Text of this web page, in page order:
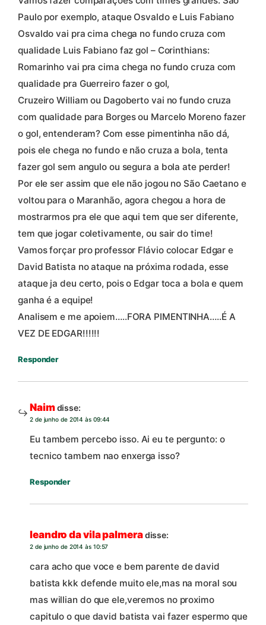
Paulo por exemplo, ataque Osvaldo e Luis Fabiano
Osvaldo vai pra cima chega no fundo cruza com
qualidade Luis Fabiano faz gol – Corinthians:
Romarinho vai pra cima chega no fundo cruza com
qualidade pra Guerreiro fazer o gol,
Cruzeiro William ou Dagoberto vai no fundo cruza
com qualidade para Borges ou Marcelo Moreno fazer
o gol, entenderam? Com esse pimentinha não dá,
pois ele chega no fundo e não cruza a bola, tenta
fazer gol sem angulo ou segura a bola ate perder!
Por ele ser assim que ele não jogou no São Caetano e
voltou para o Maranhão, agora chegou a hora de
mostrarmos pra ele que aqui tem que ser diferente,
tem que jogar coletivamente, ou sair do time!
Vamos forçar pro professor Flávio colocar Edgar e
David Batista no ataque na próxima rodada, esse
ataque ja deu certo, pois o Edgar toca a bola e quem
ganha é a equipe!
Analisem e me apoiem…..FORA PIMENTINHA…..É A
VEZ DE EDGAR!!!!!!
Responder
Naimdisse:
2 de junho de 2014 às 09:44
Eu tambem percebo isso. Ai eu te pergunto: o
tecnico tambem nao enxerga isso?
Responder
leandro da vila palmeradisse:
2 de junho de 2014 às 10:57
cara acho que voce e bem parente de david
batista kkk defende muito ele,mas na moral sou
mas willian do que ele,veremos no proximo
capitulo o que david batista vai fazer espermo que